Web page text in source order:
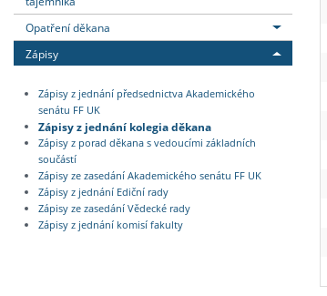
Opatření děkana
Zápisy
Zápisy z jednání předsednictva Akademického
senátu FF UK
Zápisy z jednání kolegia děkana
Zápisy z porad děkana s vedoucími základních
součástí
Zápisy ze zasedání Akademického senátu FF UK
Zápisy z jednání Ediční rady
Zápisy ze zasedání Vědecké rady
Zápisy z jednání komisí fakulty